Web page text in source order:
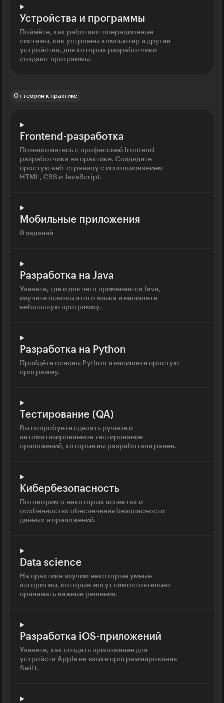
Устройства и программы
Поймёте, как работают операционные
системы, как устроены компьютер и другие
устройства, для которых разработчики
создают программы.
От теории к практике
Frontend-разработка
Познакомитесь с профессией frontend-
разработчика на практике. Создадите
простую веб-страницу с использованием
HTML, CSS и JavaScript.
Мобильные приложения
9 заданий
Разработка на Java
Узнаете, где и для чего применяется Java,
изучите основы этого языка и напишете
небольшую программу.
Разработка на Python
Пройдёте основы Python и напишете простую
программу.
Тестирование (QA)
Вы попробуете сделать ручное и
автоматизированное тестирование
приложений, которые вы разработали ранее.
Кибербезопасность
Поговорим о некоторых аспектах и
особенностях обеспечения безопасности
данных и приложений.
Data science
На практике изучим некоторые умные
алгоритмы, которые могут самостоятельно
принимать важные решения.
Разработка iOS-приложений
Узнаете, как создать приложение для
устройств Apple на языке программирования
Swift.